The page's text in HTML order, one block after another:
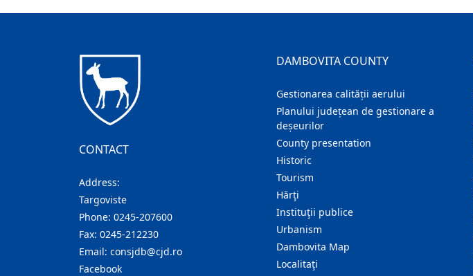
CONTACT
Address:
Targoviste
Phone: 0245-207600
Fax: 0245-212230
Email: consjdb@cjd.ro
Facebook
DAMBOVITA COUNTY
Gestionarea calității aerului
Planului județean de gestionare a
deșeurilor
County presentation
Historic
Tourism
Hărţi
Instituţii publice
Urbanism
Dambovita Map
Localitaţi